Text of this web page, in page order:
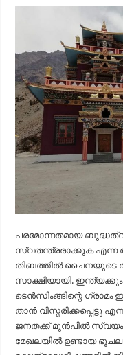
പരമോന്നതമായ
സ്വതന്ത്രരാക്കുക എന്ന
തിബത്തിൽ ചൈനയുടെ
സാക്ഷിയായി.
ടെൻസിംങ്ങിന്റെ
താൻ
ജനതക്ക് മുൻപിൽ
മേഖലയിൽ ഉണ്ടായ